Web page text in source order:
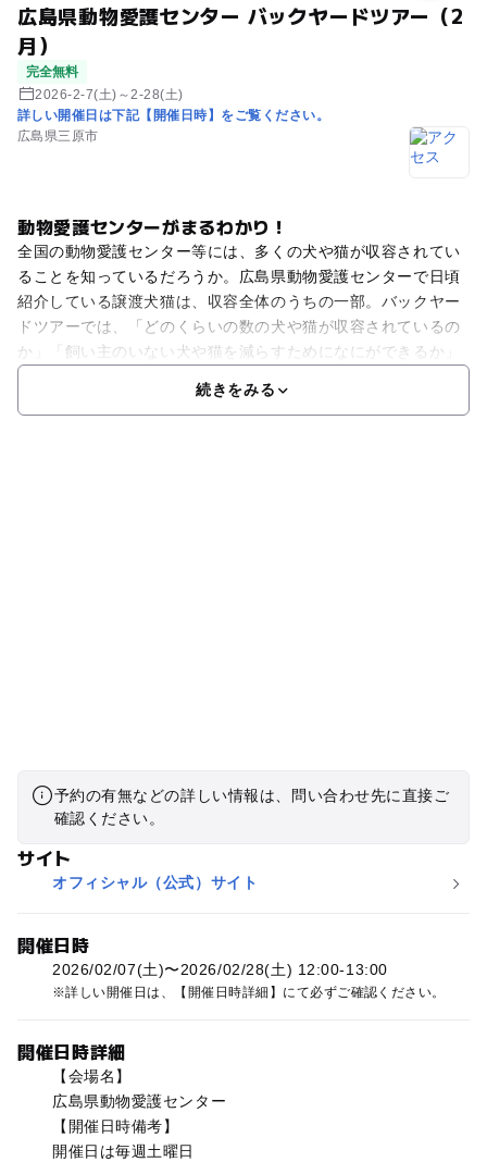
広島県動物愛護センター バックヤードツアー（2
月）
完全無料
2026-2-7(土)～2-28(土)
詳しい開催日は下記【開催日時】をご覧ください。
広島県三原市
動物愛護センターがまるわかり！
全国の動物愛護センター等には、多くの犬や猫が収容されてい
ることを知っているだろうか。広島県動物愛護センターで日頃
紹介している譲渡犬猫は、収容全体のうちの一部。バックヤー
ドツアーでは、「どのくらいの数の犬や猫が収容されているの
か」「飼い主のいない犬や猫を減らすためになにができるか」
続きをみる
予約の有無などの詳しい情報は、問い合わせ先に直接ご
確認ください。
サイト
オフィシャル（公式）サイト
開催日時
2026/02/07(土)〜2026/02/28(土) 12:00-13:00
詳しい開催日は、【開催日時詳細】にて必ずご確認ください。
開催日時詳細
【会場名】
広島県動物愛護センター
【開催日時備考】
開催日は毎週土曜日